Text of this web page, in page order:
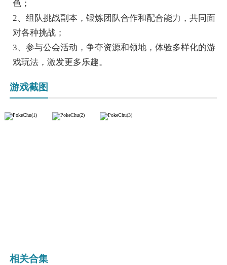
色；
2、组队挑战副本，锻炼团队合作和配合能力，共同面
对各种挑战；
3、参与公会活动，争夺资源和领地，体验多样化的游
戏玩法，激发更多乐趣。
游戏截图
相关合集